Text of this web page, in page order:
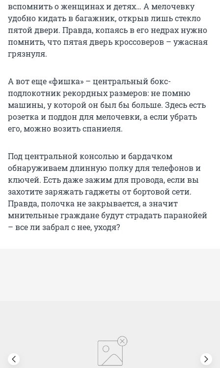
вспомнить о женщинах и детях… А мелочевку
удобно кидать в багажник, открыв лишь стекло
пятой двери. Правда, копаясь в его недрах нужно
помнить, что пятая дверь кроссоверов – ужасная
грязнуля.
А вот еще «фишка» – центральный бокс-
подлокотник рекордных размеров: не помню
машины, у которой он был бы больше. Здесь есть
розетка и поддон для мелочевки, а если убрать
его, можно возить cпаниеля.
Под центральной консолью и бардачком
обнаруживаем длинную полку для телефонов и
ключей. Есть даже зажим для провода, если вы
захотите заряжать гаджеты от бортовой сети.
Правда, полочка не закрывается, а значит
мнительные граждане будут страдать паранойей
– все ли забрал с нее, уходя?